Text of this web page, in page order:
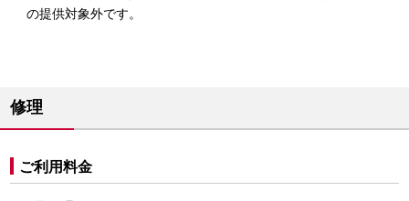
の提供対象外です。
修理
ご利用料金